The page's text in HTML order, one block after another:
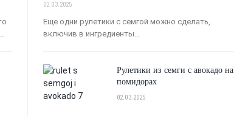
02.03.2025
Еще одни рулетики с семгой можно сделать,
включив в ингредиенты…
Рулетики из семги с авокадо на
помидорах
02.03.2025